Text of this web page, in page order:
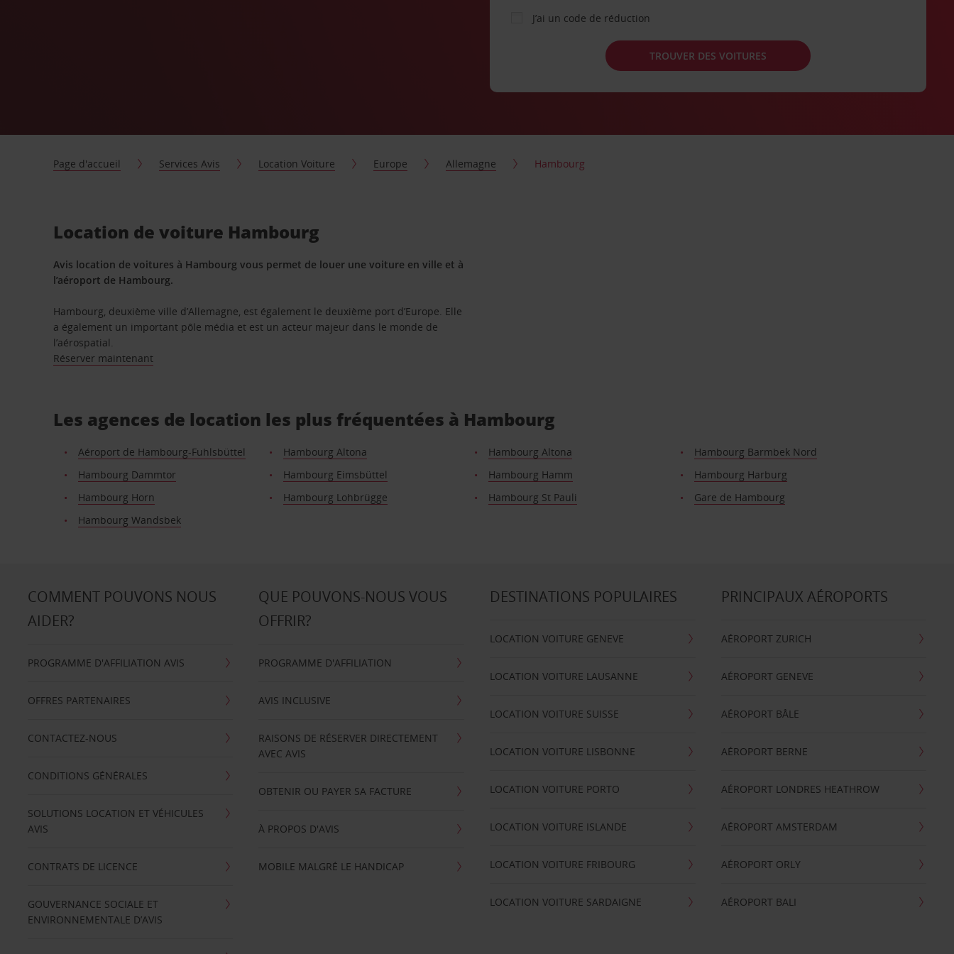
J’ai un code de réduction
TROUVER DES VOITURES
Page d'accueil Services Avis Location Voiture Europe Allemagne Hambourg
Location de voiture Hambourg
Avis location de voitures à Hambourg vous permet de louer une voiture en ville et à
l’aéroport de Hambourg.
Hambourg, deuxième ville d’Allemagne, est également le deuxième port d’Europe. Elle
a également un important pôle média et est un acteur majeur dans le monde de
l’aérospatial.
Réserver maintenant
Les agences de location les plus fréquentées à Hambourg
Aéroport de Hambourg-Fuhlsbüttel Hambourg Altona Hambourg Altona
Hambourg Barmbek Nord
Hambourg Dammtor
Hambourg Eimsbüttel Hambourg Hamm
Hambourg Harburg
Hambourg Horn
Hambourg Lohbrügge Hambourg St Pauli
Gare de Hambourg
Hambourg Wandsbek
COMMENT POUVONS NOUS
AIDER?
PROGRAMME D'AFFILIATION AVIS
OFFRES PARTENAIRES
CONTACTEZ-NOUS
CONDITIONS GÉNÉRALES
SOLUTIONS LOCATION ET VÉHICULES
AVIS
CONTRATS DE LICENCE
GOUVERNANCE SOCIALE ET
ENVIRONNEMENTALE D’AVIS
QUE POUVONS-NOUS VOUS
OFFRIR?
PROGRAMME D'AFFILIATION
AVIS INCLUSIVE
RAISONS DE RÉSERVER DIRECTEMENT
AVEC AVIS
OBTENIR OU PAYER SA FACTURE
À PROPOS D'AVIS
MOBILE MALGRÉ LE HANDICAP
DESTINATIONS POPULAIRES
LOCATION VOITURE GENEVE
LOCATION VOITURE LAUSANNE
LOCATION VOITURE SUISSE
LOCATION VOITURE LISBONNE
LOCATION VOITURE PORTO
LOCATION VOITURE ISLANDE
LOCATION VOITURE FRIBOURG
LOCATION VOITURE SARDAIGNE
PRINCIPAUX AÉROPORTS
AÉROPORT ZURICH
AÉROPORT GENEVE
AÉROPORT BÂLE
AÉROPORT BERNE
AÉROPORT LONDRES HEATHROW
AÉROPORT AMSTERDAM
AÉROPORT ORLY
AÉROPORT BALI